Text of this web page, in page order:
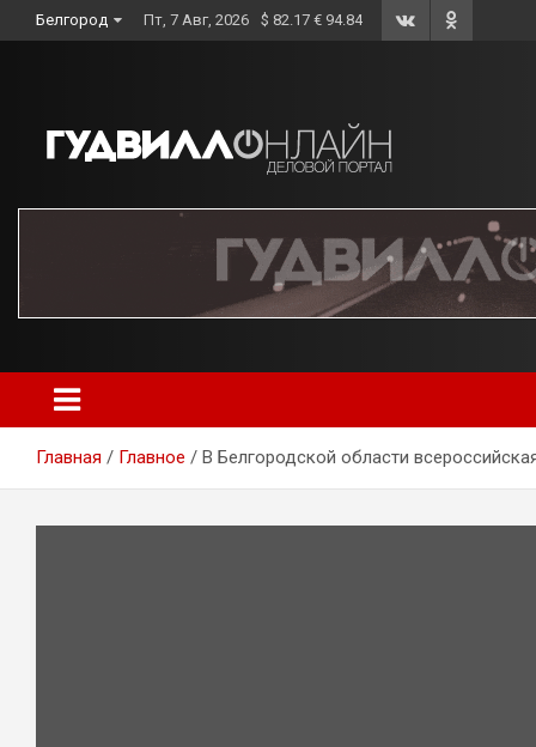
to
Белгород Пт, 7 Авг, 2026 $ 82.17 € 94.84
Главная Главное В Белгородской области